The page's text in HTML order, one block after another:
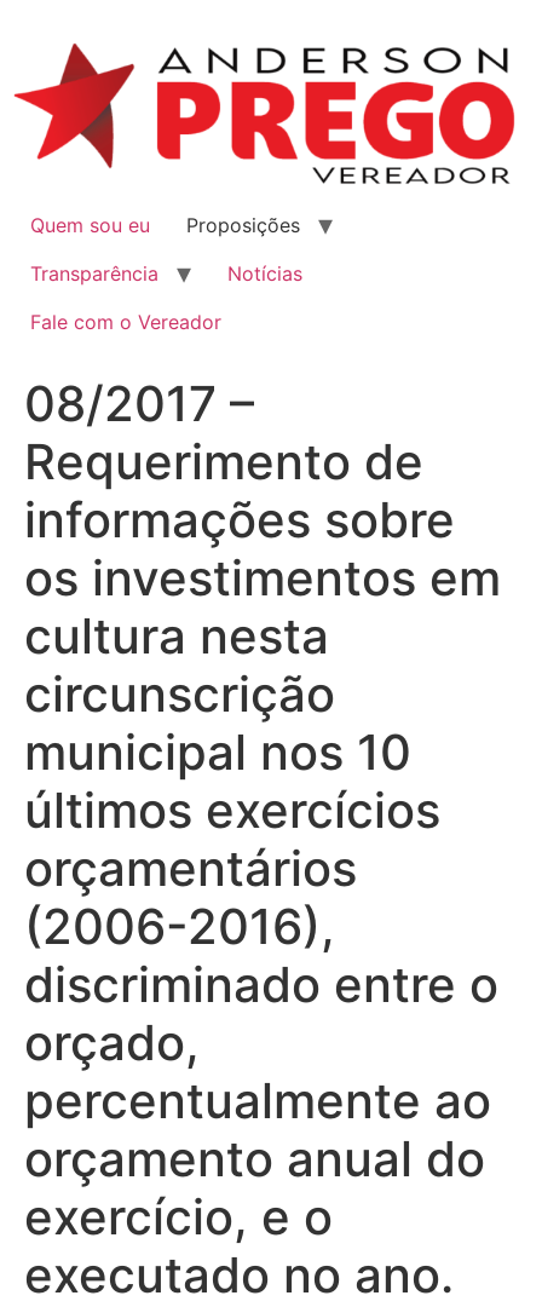
Quem sou eu
Proposições
Transparência
Notícias
Fale com o Vereador
08/2017 –
Requerimento de
informações sobre
os investimentos em
cultura nesta
circunscrição
municipal nos 10
últimos exercícios
orçamentários
(2006-2016),
discriminado entre o
orçado,
percentualmente ao
orçamento anual do
exercício, e o
executado no ano.